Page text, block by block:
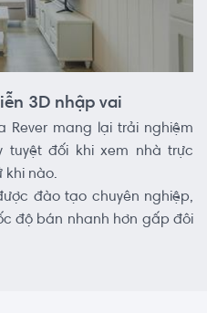
3D nhập vai
Rever mang lại trải nghiệm
đối khi xem nhà trực
khi nào.
đào tạo chuyên nghiệp,
độ bán nhanh hơn gấp đôi